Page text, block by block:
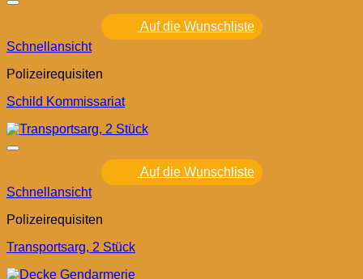
Auf die Wunschliste
Schnellansicht
Polizeirequisiten
Schild Kommissariat
Auf die Wunschliste
Schnellansicht
Polizeirequisiten
Transportsarg, 2 Stück